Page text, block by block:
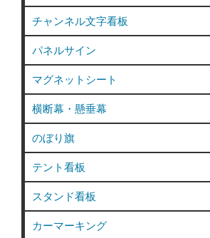
チャンネル文字看板
パネルサイン
マグネットシート
横断幕・懸垂幕
のぼり旗
テント看板
スタンド看板
カーマーキング